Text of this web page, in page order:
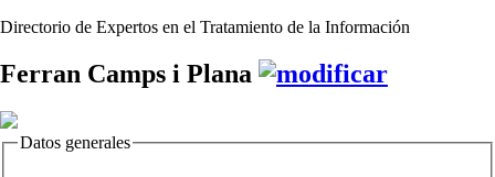
Directorio de Expertos en el Tratamiento de la Información
Ferran Camps i Plana
Datos generales